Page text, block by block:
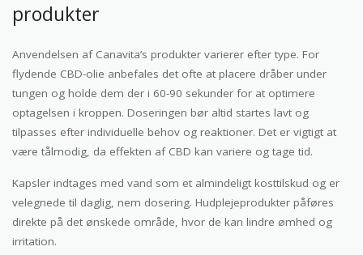
produkter
Anvendelsen af Canavita’s produkter varierer efter type. For
flydende CBD-olie anbefales det ofte at placere dråber under
tungen og holde dem der i 60-90 sekunder for at optimere
optagelsen i kroppen. Doseringen bør altid startes lavt og
tilpasses efter individuelle behov og reaktioner. Det er vigtigt at
være tålmodig, da effekten af CBD kan variere og tage tid.
Kapsler indtages med vand som et almindeligt kosttilskud og er
velegnede til daglig, nem dosering. Hudplejeprodukter påføres
direkte på det ønskede område, hvor de kan lindre ømhed og
irritation.